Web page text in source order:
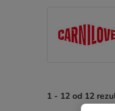
1 - 12 od 12